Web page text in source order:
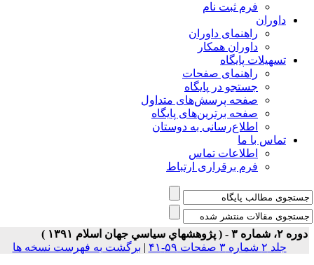
فرم ثبت نام
داوران
راهنمای داوران
داوران همکار
تسهیلات پایگاه
راهنمای صفحات
جستجو در پایگاه
صفحه پرسش‌های متداول
صفحه برترین‌های پایگاه
اطلاع‌رسانی به دوستان
تماس با ما
اطلاعات تماس
فرم برقراری ارتباط
۳ - ( پژوهشهاي سياسي جهان اسلام ۱۳۹۱ )
جلد ۲ شماره ۳ صفحات ۵۹-۴۱
|برگشت به فهرست نسخه ها